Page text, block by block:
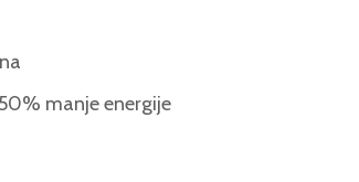
manje energije